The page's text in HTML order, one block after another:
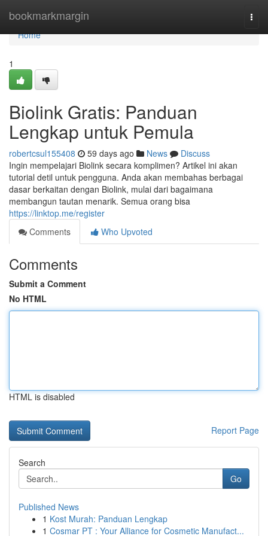
bookmarkmargin
Home
Home
1
Biolink Gratis: Panduan
Lengkap untuk Pemula
robertcsul155408 59 days ago News
Discuss
Ingin mempelajari Biolink secara komplimen? Artikel ini akan
tutorial detil untuk pengguna. Anda akan membahas berbagai
dasar berkaitan dengan Biolink, mulai dari bagaimana
membangun tautan menarik. Semua orang bisa
https://linktop.me/register
Comments
Who Upvoted
Comments
Submit a Comment
No HTML
HTML is disabled
Report Page
Search
Go
Published News
1 Kost Murah: Panduan Lengkap
1 Cosmar PT : Your Alliance for Cosmetic Manufact...